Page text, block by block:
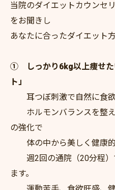
当院のダイエットカウンセ
をお聞きし
あなたに合ったダイエット
① しっかり6kg以上痩せた
ト」
耳つぼ刺激で自然に食欲
ホルモンバランスを整え
の強化で
体の中から美しく健康的
週2回の通院（20分程）
ます。